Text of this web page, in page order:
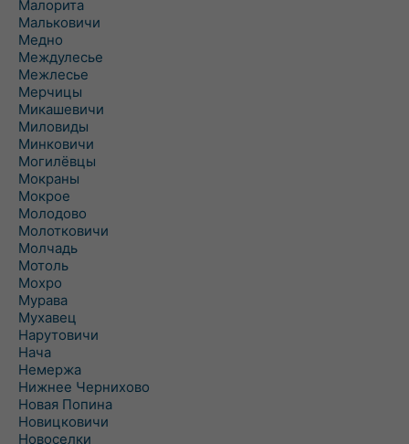
Малорита
Мальковичи
Медно
Междулесье
Межлесье
Мерчицы
Микашевичи
Миловиды
Минковичи
Могилёвцы
Мокраны
Мокрое
Молодово
Молотковичи
Молчадь
Мотоль
Мохро
Мурава
Мухавец
Нарутовичи
Нача
Немержа
Нижнее Чернихово
Новая Попина
Новицковичи
Новоселки